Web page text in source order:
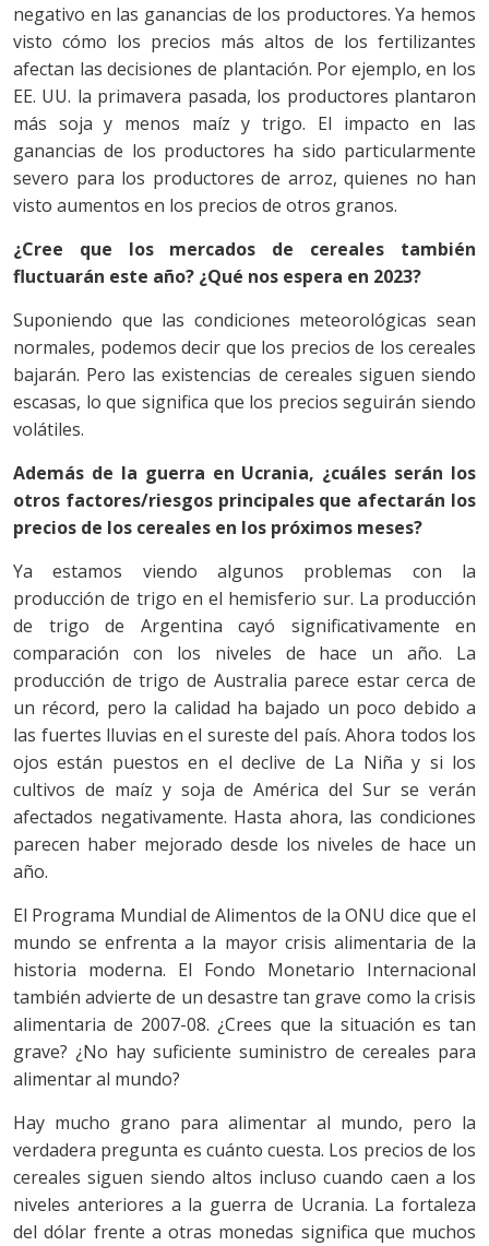
negativo en las ganancias de los productores. Ya hemos
visto cómo los precios más altos de los fertilizantes
afectan las decisiones de plantación. Por ejemplo, en los
EE. UU. la primavera pasada, los productores plantaron
más soja y menos maíz y trigo. El impacto en las
ganancias de los productores ha sido particularmente
severo para los productores de arroz, quienes no han
visto aumentos en los precios de otros granos.
¿Cree que los mercados de cereales también
fluctuarán este año? ¿Qué nos espera en 2023?
Suponiendo que las condiciones meteorológicas sean
normales, podemos decir que los precios de los cereales
bajarán. Pero las existencias de cereales siguen siendo
escasas, lo que significa que los precios seguirán siendo
volátiles.
Además de la guerra en Ucrania, ¿cuáles serán los
otros factores/riesgos principales que afectarán los
precios de los cereales en los próximos meses?
Ya estamos viendo algunos problemas con la
producción de trigo en el hemisferio sur. La producción
de trigo de Argentina cayó significativamente en
comparación con los niveles de hace un año. La
producción de trigo de Australia parece estar cerca de
un récord, pero la calidad ha bajado un poco debido a
las fuertes lluvias en el sureste del país. Ahora todos los
ojos están puestos en el declive de La Niña y si los
cultivos de maíz y soja de América del Sur se verán
afectados negativamente. Hasta ahora, las condiciones
parecen haber mejorado desde los niveles de hace un
año.
El Programa Mundial de Alimentos de la ONU dice que el
mundo se enfrenta a la mayor crisis alimentaria de la
historia moderna. El Fondo Monetario Internacional
también advierte de un desastre tan grave como la crisis
alimentaria de 2007-08. ¿Crees que la situación es tan
grave? ¿No hay suficiente suministro de cereales para
alimentar al mundo?
Hay mucho grano para alimentar al mundo, pero la
verdadera pregunta es cuánto cuesta. Los precios de los
cereales siguen siendo altos incluso cuando caen a los
niveles anteriores a la guerra de Ucrania. La fortaleza
del dólar frente a otras monedas significa que muchos